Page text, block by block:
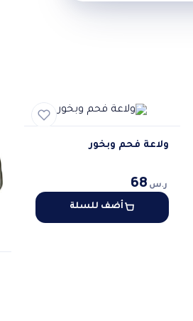
ولاعة فحم وبخور
ر.س 68
أضف للسلة